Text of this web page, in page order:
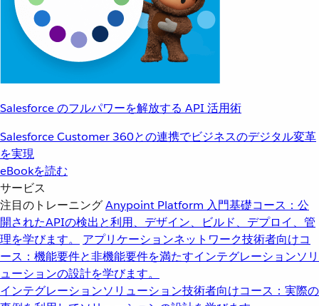
Salesforce のフルパワーを解放する API 活用術
Salesforce Customer 360との連携でビジネスのデジタル変革
を実現
eBookを読む
サービス
注目のトレーニングAnypoint Platform 入門基礎コース：公
開されたAPIの検出と利用、デザイン、ビルド、デプロイ、管
理を学びます。
アプリケーションネットワーク技術者向けコ
ース：機能要件と非機能要件を満たすインテグレーションソリ
ューションの設計を学びます。
インテグレーションソリューション技術者向けコース：実際の